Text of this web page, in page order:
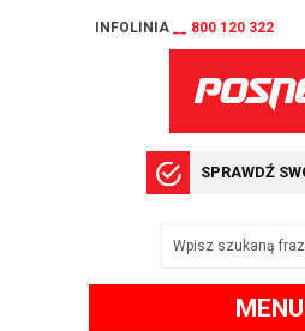
INFOLINIA __ 800 120 322
SPRAWDŹ
MENU